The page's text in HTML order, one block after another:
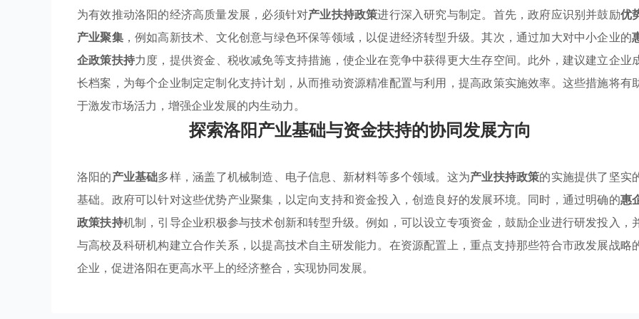
为有效推动洛阳的经济高质量发展，必须针对产业扶持政策进行深入研究与制定。首先，政府应识别并鼓励优
产业聚集，例如高新技术、文化创意与绿色环保等领域，以促进经济转型升级。其次，通过加大对中小企业的
企政策扶持力度，提供资金、税收减免等支持措施，使企业在竞争中获得更大生存空间。此外，建议建立企业
长档案，为每个企业制定定制化支持计划，从而推动资源精准配置与利用，提高政策实施效率。这些措施将有
于激发市场活力，增强企业发展的内生动力。
探索洛阳产业基础与资金扶持的协同发展方向
洛阳的产业基础多样，涵盖了机械制造、电子信息、新材料等多个领域。这为产业扶持政策的实施提供了坚实
基础。政府可以针对这些优势产业聚集，以定向支持和资金投入，创造良好的发展环境。同时，通过明确的惠
政策扶持机制，引导企业积极参与技术创新和转型升级。例如，可以设立专项资金，鼓励企业进行研发投入，
与高校及科研机构建立合作关系，以提高技术自主研发能力。在资源配置上，重点支持那些符合市政发展战略
企业，促进洛阳在更高水平上的经济整合，实现协同发展。